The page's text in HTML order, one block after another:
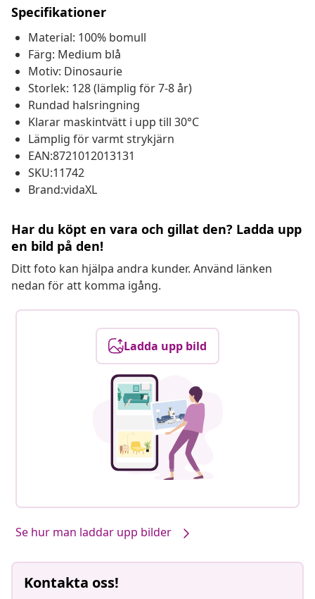
Specifikationer
Material: 100% bomull
Färg: Medium blå
Motiv: Dinosaurie
Storlek: 128 (lämplig för 7-8 år)
Rundad halsringning
Klarar maskintvätt i upp till 30°C
Lämplig för varmt strykjärn
EAN:8721012013131
SKU:11742
Brand:vidaXL
Har du köpt en vara och gillat den? Ladda upp
en bild på den!
Ditt foto kan hjälpa andra kunder. Använd länken
nedan för att komma igång.
Ladda upp bild
Se hur man laddar upp bilder
Kontakta oss!